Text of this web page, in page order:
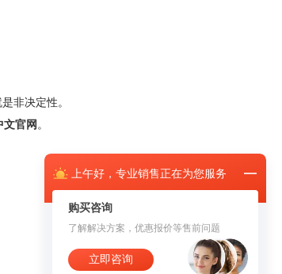
上午好， 专业销售正在为您服务
购买咨询
了解解决方案，优惠报价等售前问题
立即咨询
非决定性。
文官网 。